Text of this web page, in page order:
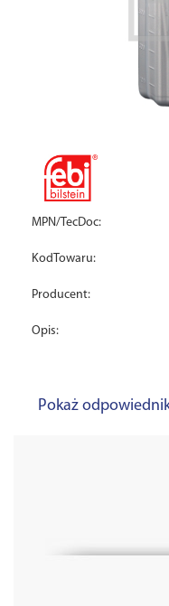
MPN/TecDoc:
KodTowaru:
Producent:
Opis:
Pokaż